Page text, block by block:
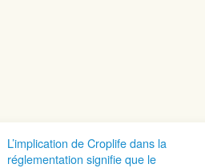
L’implication de Croplife dans la
réglementation signifie que le